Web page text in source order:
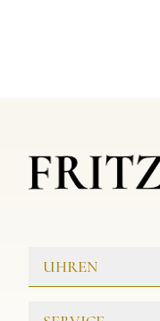
UHREN